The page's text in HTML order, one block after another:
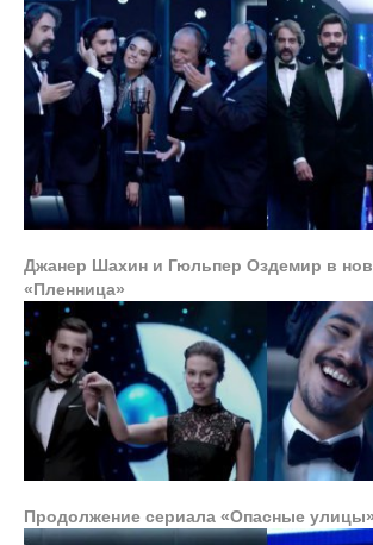
Джанер Шахин и Гюльпер Оздемир в
«Пленница»
Продолжение сериала «Опасные улицы»